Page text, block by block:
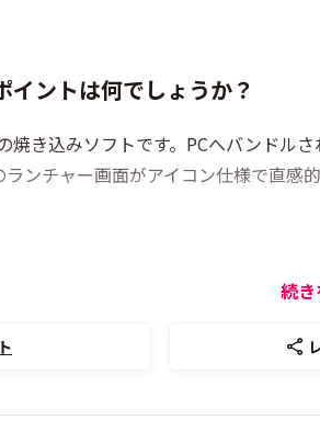
イントは何でしょうか？
焼き込みソフトです。PCへバンドル
ンチャー画面がアイコン仕様で直
続き